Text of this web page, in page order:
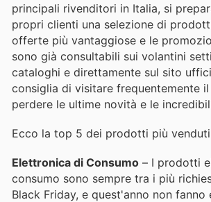
principali rivenditori in Italia, si
propri clienti una selezione di
offerte più vantaggiose e le
sono già consultabili sui volantini
cataloghi e direttamente sul sito
consiglia di visitare frequentemente
perdere le ultime novità e le
Ecco la top 5 dei prodotti più
Elettronica di Consumo – I prodotti
consumo sono sempre tra i più
Black Friday, e quest'anno non fanno